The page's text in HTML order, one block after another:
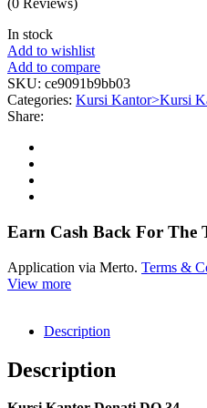
(0 Reviews)
In stock
Add to wishlist
Add to compare
SKU: ce9091b9bb03
Categories: Kursi Kantor>Kursi
Share:
Earn Cash Back For The
Application via Merto. Terms &
View more
Description
Description